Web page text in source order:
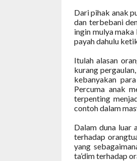
Dari pihak anak
dan terbebani
ingin mulya maka
payah dahulu
Itulah alasan
kurang
kebanyakan
Percuma anak
terpenting
contoh dalam
Dalam duna luar
terhadap
yang
ta’dim terhadap